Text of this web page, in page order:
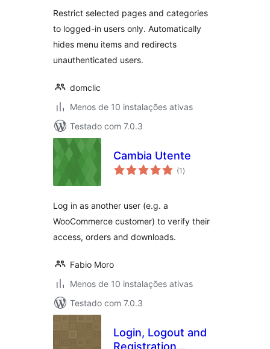
Restrict selected pages and categories
to logged-in users only. Automatically
hides menu items and redirects
unauthenticated users.
domclic
Menos de 10 instalações ativas
Testado com 7.0.3
Cambia Utente
(1 avaliações
totais
)
Log in as another user (e.g. a
WooCommerce customer) to verify their
access, orders and downloads.
Fabio Moro
Menos de 10 instalações ativas
Testado com 7.0.3
Login, Logout and
Registration